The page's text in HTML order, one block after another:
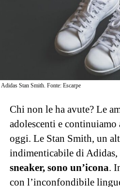
Adidas Stan Smith. Fonte: Escarpe
Chi non le ha avute? Le
adolescenti e continuiamo
oggi. Le Stan Smith, un
indimenticabile di Adidas,
sneaker, sono un’icona.
con l’inconfondibile